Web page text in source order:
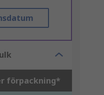
förpackning*